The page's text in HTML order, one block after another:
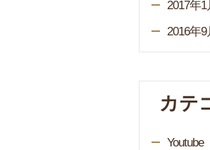
2017年1
2016年9
カテ
Youtube